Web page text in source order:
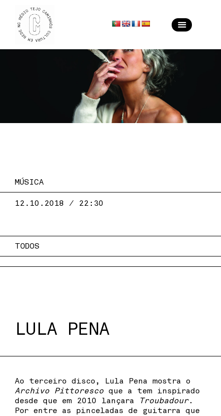
MÚSICA
12.10.2018 / 22:30
TODOS
LULA PENA
Ao terceiro disco, Lula Pena mostra o
Archivo Pittoresco que a tem inspirado
desde que em 2010 lançara
Troubadour.
Por entre as pinceladas de guitarra que